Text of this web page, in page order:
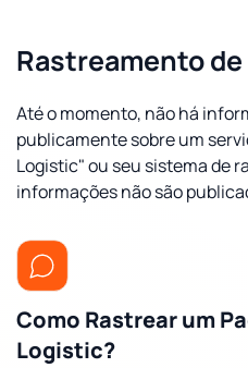
Rastreamento
Até o momento, não há
publicamente sobre um
Logistic" ou seu sistema de
informações não são
Como Rastrear um
Logistic?